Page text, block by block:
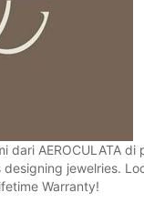
dari AEROCULATA di
jewelries.
Warranty!